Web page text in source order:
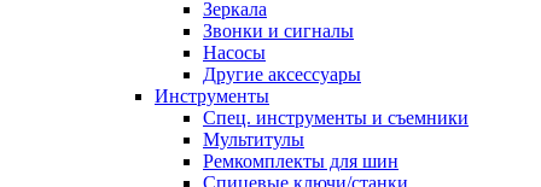
Зеркала
Звонки и сигналы
Насосы
Другие аксессуары
Инструменты
Спец. инструменты и съемники
Мультитулы
Ремкомплекты для шин